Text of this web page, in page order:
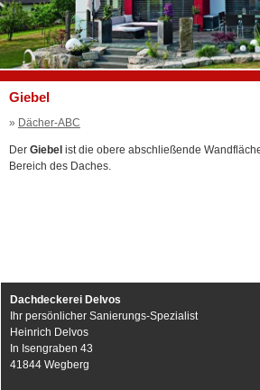
Giebel
» Dächer-ABC
Der Giebel ist die obere abschließende
Bereich des Daches.
Dachdeckerei Delvos
Ihr persönlicher Sanierungs-Spezialist
Heinrich Delvos
In Isengraben 43
41844 Wegberg